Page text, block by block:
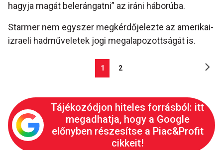
hagyja magát belerángatni” az iráni háborúba.
Starmer nem egyszer megkérdőjelezte az amerikai-
izraeli hadműveletek jogi megalapozottságát is.
1 2
Tájékozódjon hiteles forrásból: itt
megadhatja, hogy a Google
előnyben részesítse a Piac&Profit
cikkeit!